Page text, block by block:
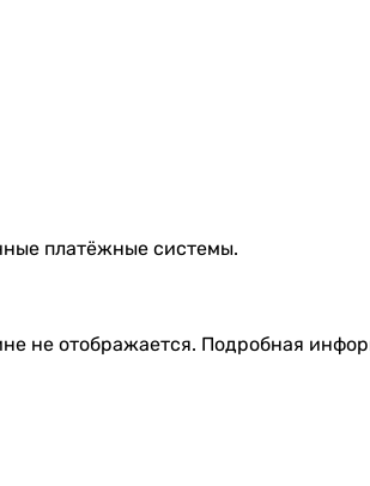
платёжные системы.
не отображается. Подробная